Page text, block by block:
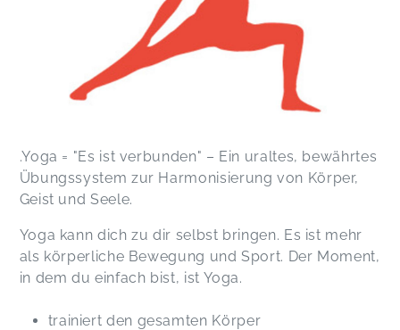
.Yoga = "Es ist verbunden" – Ein uraltes, bewährtes
Übungssystem zur Harmonisierung von Körper,
Geist und Seele.
Yoga kann dich zu dir selbst bringen. Es ist mehr
als körperliche Bewegung und Sport. Der Moment,
in dem du einfach bist, ist Yoga.
trainiert den gesamten Körper